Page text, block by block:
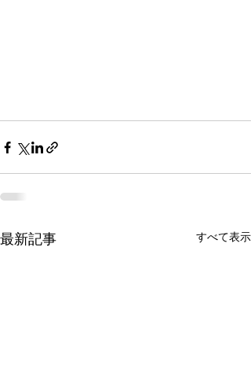
最新記事 すべて表示